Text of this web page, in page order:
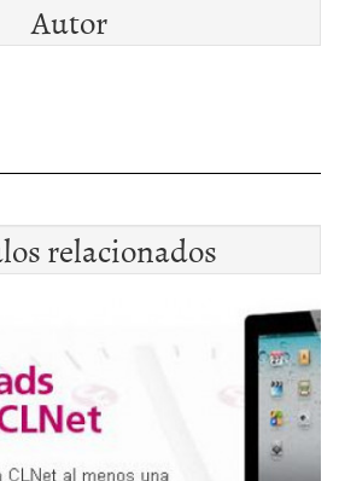
Autor
relacionados